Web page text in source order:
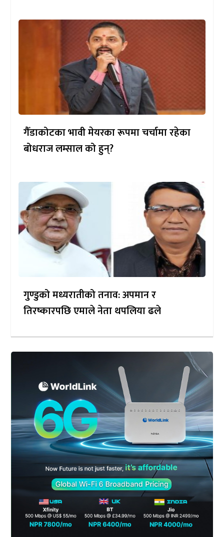
गैँडाकोटका भावी मेयरका रूपमा चर्चामा रहेका
बोधराज लम्साल को हुन्?
गुण्डुको मध्यरातीको तनाव: अपमान र
तिरष्कारपछि एमाले नेता थपलिया ढले